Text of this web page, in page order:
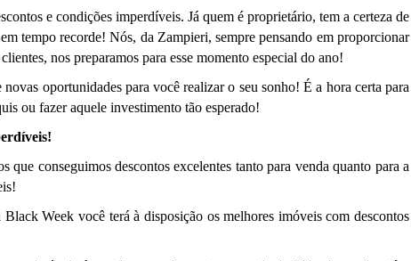
e condições imperdíveis. Já quem é proprietário, tem a certeza de
tempo recorde!Nós, da Zampieri, sempre pensando em proporcionar
nos preparamos para esse momento especial do ano!
novas oportunidades para você realizar o seu sonho! É a hora certa para
ou fazer aquele investimento tão esperado!
que conseguimos descontos excelentes tanto para venda quanto para a
Black Week você terá à disposição os melhores imóveis com descontos